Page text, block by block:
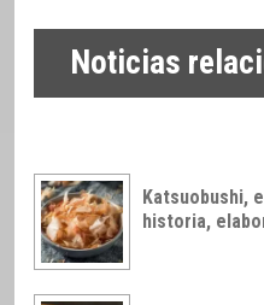
Noticias
Katsuobushi,
historia,